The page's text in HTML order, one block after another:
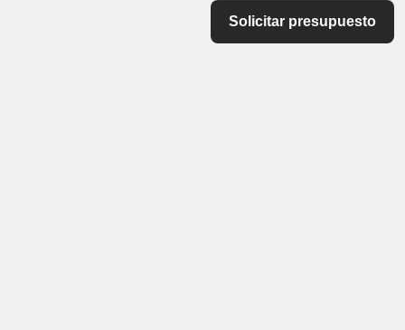
Solicitar presupuesto